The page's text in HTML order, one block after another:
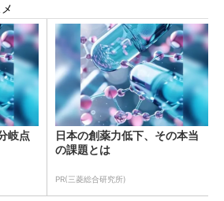
岐点
日本の創薬力低下、その本当
の課題とは
PR(三菱総合研究所)